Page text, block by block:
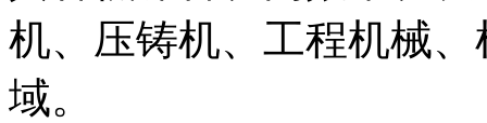
机、压铸机、工程机械
域。